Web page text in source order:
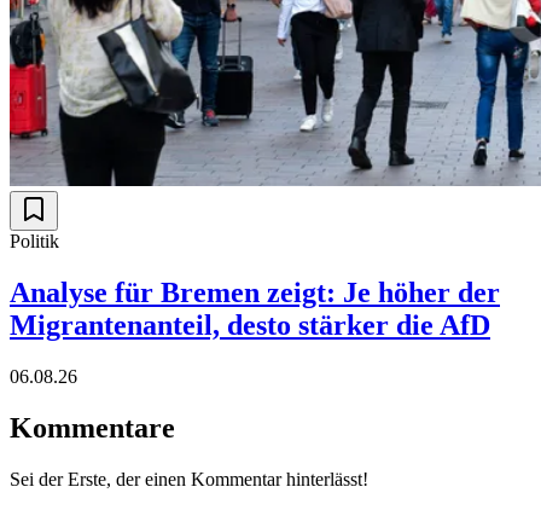
Politik
Analyse für Bremen zeigt: Je höher der
Migrantenanteil, desto stärker die AfD
06.08.26
Kommentare
Sei der Erste, der einen Kommentar hinterlässt!